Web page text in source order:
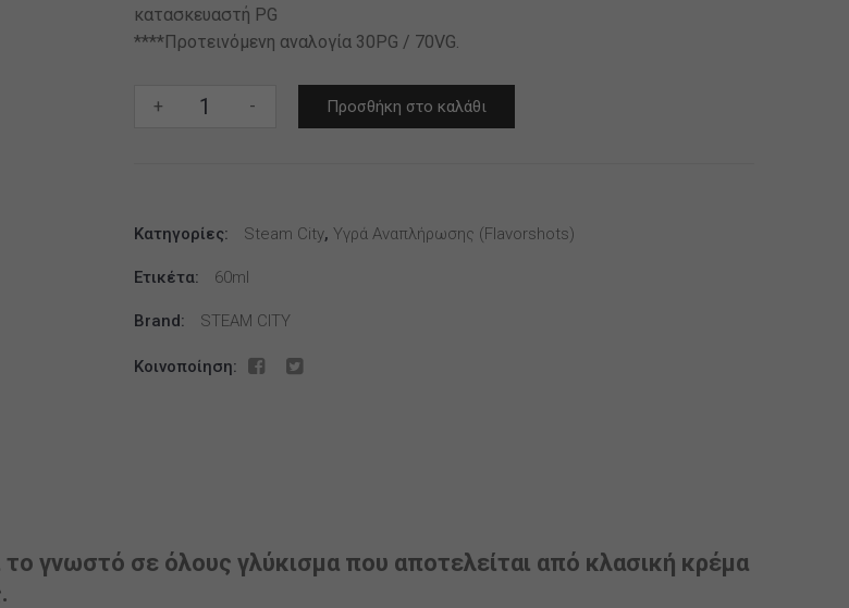
κατασκευαστή PG
****Προτεινόμενη αναλογία 30PG / 70VG.
+
Steam
(60ml)
- Προσθήκη στο καλάθι
Κατηγορίες: Steam City, Υγρά Αναπλήρωσης (flavorshots)
Ετικέτα: 60ml
Brand: STEAM CITY
Κοινοποίηση:
γνωστό σε όλους γλύκισμα που αποτελείται από κλασική κρέμα